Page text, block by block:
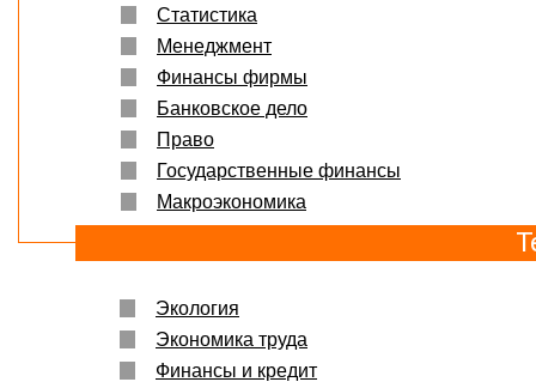
Статистика
Менеджмент
Финансы фирмы
Банковское дело
Право
Государственные финансы
Макроэкономика
Экология
Экономика труда
Финансы и кредит